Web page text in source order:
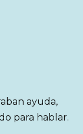
ayuda,
para hablar.